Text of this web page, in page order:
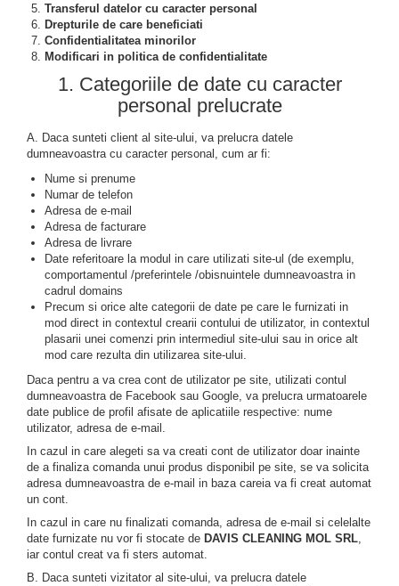
Transferul datelor cu caracter personal
Drepturile de care beneficiati
Confidentialitatea minorilor
Modificari in politica de confidentialitate
1. Categoriile de date cu caracter
personal prelucrate
A. Daca sunteti client al site-ului, va prelucra datele
dumneavoastra cu caracter personal, cum ar fi:
Nume si prenume
Numar de telefon
Adresa de e-mail
Adresa de facturare
Adresa de livrare
Date referitoare la modul in care utilizati site-ul (de exemplu,
comportamentul /preferintele /obisnuintele dumneavoastra in
cadrul domains
Precum si orice alte categorii de date pe care le furnizati in
mod direct in contextul crearii contului de utilizator, in contextul
plasarii unei comenzi prin intermediul site-ului sau in orice alt
mod care rezulta din utilizarea site-ului.
Daca pentru a va crea cont de utilizator pe site, utilizati contul
dumneavoastra de Facebook sau Google, va prelucra urmatoarele
date publice de profil afisate de aplicatiile respective: nume
utilizator, adresa de e-mail.
In cazul in care alegeti sa va creati cont de utilizator doar inainte
de a finaliza comanda unui produs disponibil pe site, se va solicita
adresa dumneavoastra de e-mail in baza careia va fi creat automat
un cont.
In cazul in care nu finalizati comanda, adresa de e-mail si celelalte
date furnizate nu vor fi stocate de DAVIS CLEANING MOL SRL,
iar contul creat va fi sters automat.
B. Daca sunteti vizitator al site-ului, va prelucra datele